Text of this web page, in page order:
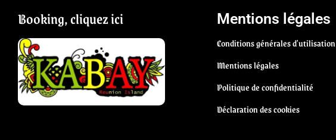
Booking, cliquez ici Mentions légales
Conditions générales d'utilisation
Mentions légales
Politique de confidentialité
Déclaration des cookies